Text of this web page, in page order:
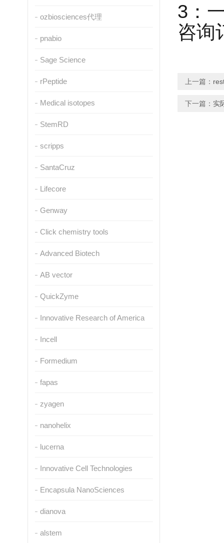
ozbiosciences代理
pnabio
Sage Science
rPeptide
Medical isotopes
StemRD
scripps
SantaCruz
Lifecore
Genway
Click chemistry tools
Advanced Biotech
AB vector
QuickZyme
Innovative Research of America
Incell
Formedium
fapas
zyagen
nanohelix
lucerna
Innovative Cell Technologies
Encapsula NanoSciences
dianova
alstem
3 ：
咨询
上一篇：
下一篇： 实